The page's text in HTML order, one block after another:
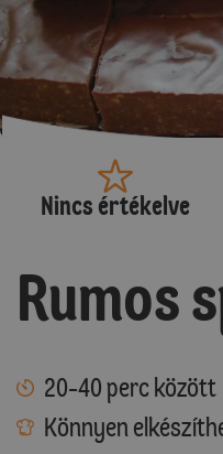
Nincs értékelve
Rumos
20-40 perc között
Könnyen